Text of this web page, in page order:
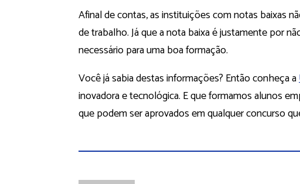
Afinal de contas, as instituições com notas baixas
de trabalho. Já que a nota baixa é justamente por
necessário para uma boa formação.
Você já sabia destas informações? Então conheça a
inovadora e tecnológica. E que formamos alunos
que podem ser aprovados em qualquer concurso